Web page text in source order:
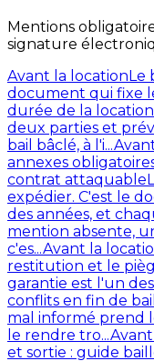
Mentions
signature
Avant la locationLe
document qui fixe
durée de la
deux parties et
bail bâclé, à l'i...
annexes
contrat attaquable
expédier. C'est le
des années, et
mention absente,
c'es...Avant la
restitution et le
garantie est l'un
conflits en fin de
mal informé prend
le rendre tro...
et sortie : guide